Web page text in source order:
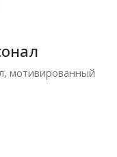
мотивированный